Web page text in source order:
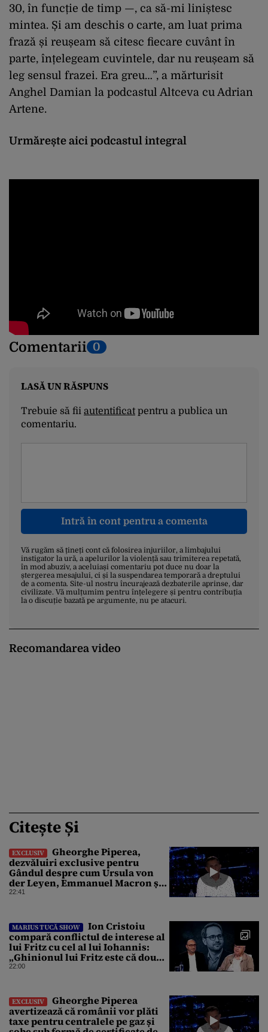
30, în funcție de timp —, ca să-mi liniștesc
mintea. Și am deschis o carte, am luat prima
frază și reușeam să citesc fiecare cuvânt în
parte, înțelegeam cuvintele, dar nu reușeam să
leg sensul frazei. Era greu…”, a mărturisit
Anghel Damian la podcastul Altceva cu Adrian
Artene.
Urmărește aici podcastul integral
Comentarii 0
LASĂ UN RĂSPUNS
Trebuie să fii autentificatpentru a publica un
comentariu.
Intră în cont pentru a comenta
Vă rugăm să țineți cont că folosirea injuriilor, a limbajului
instigator la ură, a apelurilor la violență sau trimiterea repetată,
în mod abuziv, a aceluiași comentariu pot duce nu doar la
ștergerea mesajului, ci și la suspendarea temporară a dreptului
de a comenta. Site-ul nostru încurajează dezbaterile aprinse, dar
civilizate. Vă mulțumim pentru înțelegere și pentru contribuția
la o discuție bazată pe argumente, nu pe atacuri.
Recomandarea video
Citește Și
EXCLUSIV
Gheorghe Piperea,
dezvăluiri exclusive pentru
Gândul despre cum Ursula von
der Leyen, Emmanuel Macron și
Zelenski plănuiesc pe Signal să îl
22:41
MARIUS TUCĂ SHOW
Ion Cristoiu
compară conflictul de interese al
lui Fritz cu cel al lui Iohannis:
„Ghinionul lui Fritz este că două
instanțe l-au declarat
22:00
EXCLUSIV
Gheorghe Piperea
avertizează că românii vor plăti
taxe pentru centralele pe gaz și